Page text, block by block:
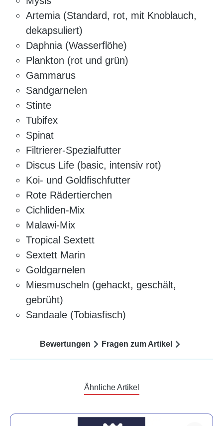
Artemia (Standard, rot, mit Knoblauch,
dekapsuliert)
Daphnia (Wasserflöhe)
Plankton (rot und grün)
Gammarus
Sandgarnelen
Stinte
Tubifex
Spinat
Filtrierer-Spezialfutter
Discus Life (basic, intensiv rot)
Koi- und Goldfischfutter
Rote Rädertierchen
Cichliden-Mix
Malawi-Mix
Tropical Sextett
Sextett Marin
Goldgarnelen
Miesmuscheln (gehackt, geschält,
gebrüht)
Sandaale (Tobiasfisch)
Bewertungen Fragen zum Artikel
Ähnliche Artikel